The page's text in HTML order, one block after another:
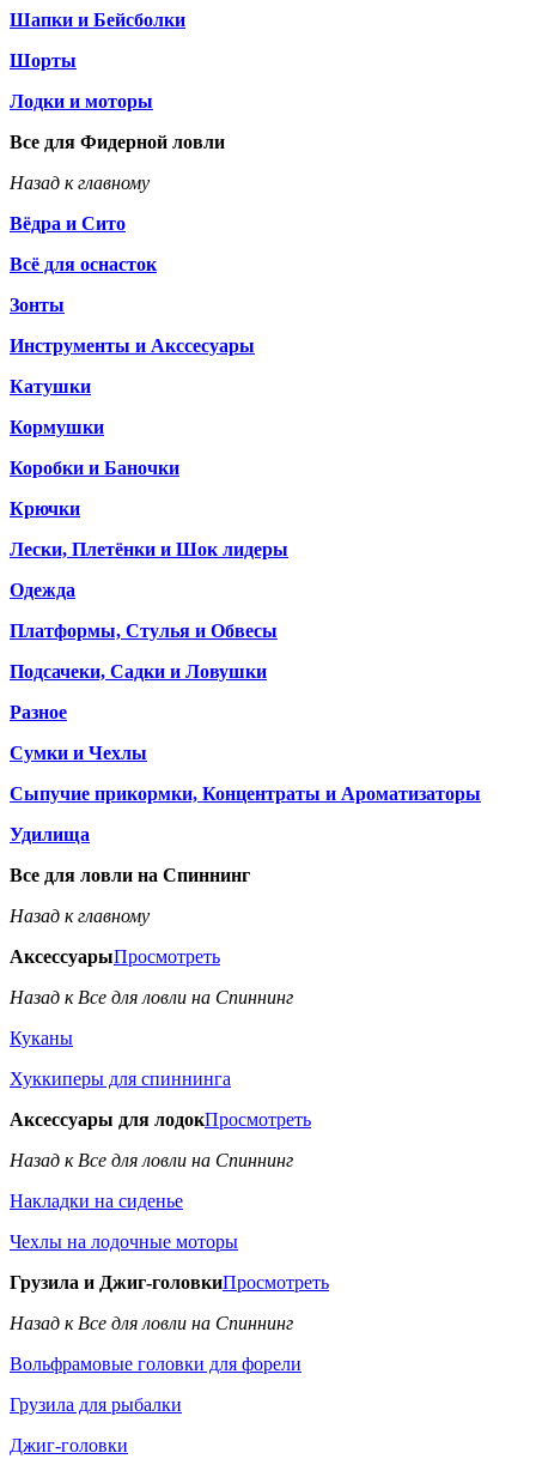
Шапки и Бейсболки
Шорты
Лодки и моторы
Все для Фидерной ловли
Назад к главному
Вёдра и Сито
Всё для оснасток
Зонты
Инструменты и Акссесуары
Катушки
Кормушки
Коробки и Баночки
Крючки
Лески, Плетёнки и Шок лидеры
Одежда
Платформы, Стулья и Обвесы
Подсачеки, Садки и Ловушки
Разное
Сумки и Чехлы
Сыпучие прикормки, Концентраты и Ароматизаторы
Удилища
Все для ловли на Спиннинг
Назад к главному
АксессуарыПросмотреть
Назад к Все для ловли на Спиннинг
Куканы
Хуккиперы для спиннинга
Аксессуары для лодокПросмотреть
Назад к Все для ловли на Спиннинг
Накладки на сиденье
Чехлы на лодочные моторы
Грузила и Джиг-головкиПросмотреть
Назад к Все для ловли на Спиннинг
Вольфрамовые головки для форели
Грузила для рыбалки
Джиг-головки